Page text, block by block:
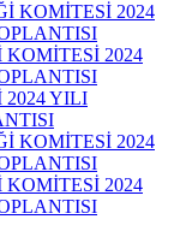
KOMİTESİ 2024
2024
2024 YILI
KOMİTESİ 2024
2024